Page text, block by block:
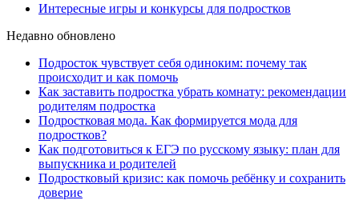
Интересные игры и конкурсы для подростков
Недавно обновлено
Подросток чувствует себя одиноким: почему так
происходит и как помочь
Как заставить подростка убрать комнату: рекомендации
родителям подростка
Подростковая мода. Как формируется мода для
подростков?
Как подготовиться к ЕГЭ по русскому языку: план для
выпускника и родителей
Подростковый кризис: как помочь ребёнку и сохранить
доверие